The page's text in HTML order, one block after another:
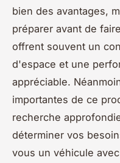
bien des avantages,
préparer avant de
offrent souvent un
d'espace et une
appréciable.
importantes de ce
recherche
déterminer vos
vous un véhicule